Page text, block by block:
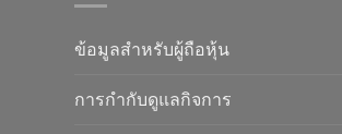
ข้อมูลสำหรับผู้ถือหุ้น
การกำกับดูแลกิจการ